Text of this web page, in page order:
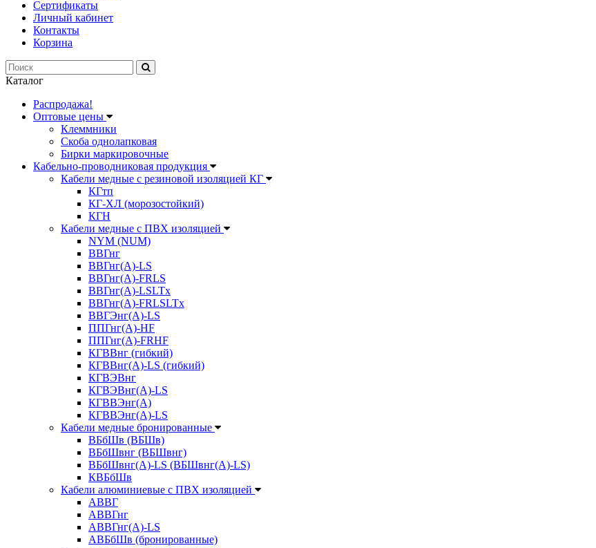
Сертификаты
Личный кабинет
Контакты
Корзина
Каталог
Распродажа!
Оптовые цены
Клеммники
Скоба однолапковая
Бирки маркировочные
Кабельно-проводниковая продукция
Кабели медные с резиновой изоляцией КГ
КГтп
КГ-ХЛ (морозостойкий)
КГН
Кабели медные с ПВХ изоляцией
NYM (NUM)
ВВГнг
ВВГнг(А)-LS
ВВГнг(А)-FRLS
ВВГнг(A)-LSLTx
ВВГнг(A)-FRLSLTx
ВВГЭнг(А)-LS
ППГнг(А)-HF
ППГнг(А)-FRHF
КГВВнг (гибкий)
КГВВнг(А)-LS (гибкий)
КГВЭВнг
КГВЭВнг(А)-LS
КГВВЭнг(А)
КГВВЭнг(А)-LS
Кабели медные бронированные
ВБбШв (ВБШв)
ВБбШвнг (ВБШвнг)
ВБбШвнг(А)-LS (ВБШвнг(А)-LS)
КВБбШв
Кабели алюминиевые с ПВХ изоляцией
АВВГ
АВВГнг
АВВГнг(А)-LS
АВБбШв (бронированные)